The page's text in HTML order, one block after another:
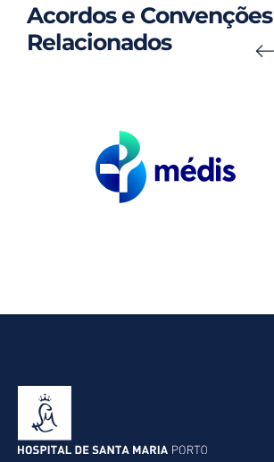
Acordos e Convenções
Relacionados